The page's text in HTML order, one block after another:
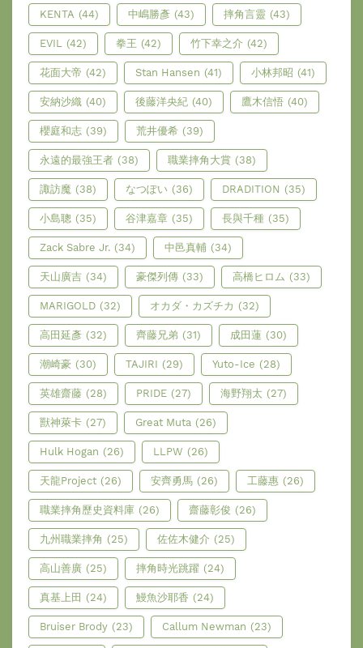
KENTA (44) 中嶋勝彥 (43) 摔角言靈 (43)
EVIL (42) 拳王 (42) 竹下幸之介 (42)
花面大帝 (42) Stan Hansen (41) 小林邦昭 (41)
安納沙織 (40) 後藤洋央紀 (40) 鷹木信悟 (40)
櫻庭和志 (39) 荒井優希 (39)
永遠的最強王者 (38) 職業摔角大賞 (38)
諏訪魔 (38) なつぽい (36) DRADITION (35)
小島聰 (35) 谷津嘉章 (35) 長與千種 (35)
Zack Sabre Jr. (34) 中邑真輔 (34)
天山廣吉 (34) 豪傑列傳 (33) 高橋ヒロム (33)
MARIGOLD (32) オカダ・カズチカ (32)
高田延彥 (32) 齊藤兄弟 (31) 成田蓮 (30)
潮崎豪 (30) TAJIRI (29) Yuto-Ice (28)
英雄齋藤 (28) PRIDE (27) 海野翔太 (27)
獸神萊卡 (27) Great Muta (26)
Hulk Hogan (26) LLPW (26)
天龍Project (26) 安齊勇馬 (26) 工藤惠 (26)
職業摔角歷史資料庫 (26) 齋藤彰俊 (26)
九州職業摔角 (25) 佐佐木健介 (25)
高山善廣 (25) 摔角時光跳躍 (24)
真基上田 (24) 鰻魚沙耶香 (24)
Bruiser Brody (23) Callum Newman (23)